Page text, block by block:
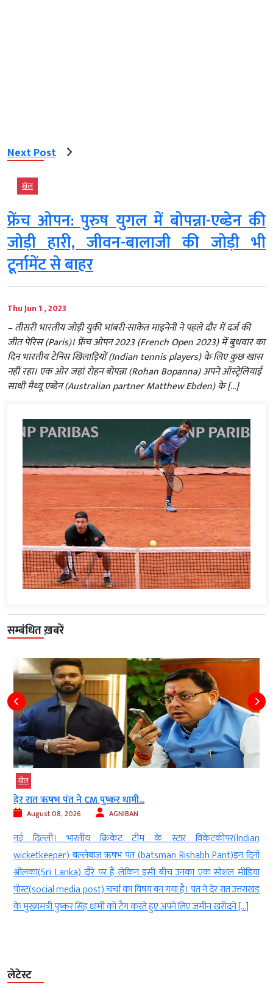
Next Post
खेल
फ्रेंच ओपन: पुरुष युगल में बोपन्ना-एब्डेन की
जोड़ी हारी, जीवन-बालाजी की जोड़ी भी
टूर्नामेंट से बाहर
Thu Jun 1 , 2023
– तीसरी भारतीय जोड़ी युकी भांबरी-साकेत माइनेनी ने पहले दौर में दर्ज की
जीत पेरिस (Paris)। फ्रेंच ओपन 2023 (French Open 2023) में बुधवार का
दिन भारतीय टेनिस खिलाड़ियों (Indian tennis players) के लिए कुछ खास
नहीं रहा। एक ओर जहां रोहन बोपन्ना (Rohan Bopanna) अपने ऑस्ट्रेलियाई
साथी मैथ्यू एब्डेन (Australian partner Matthew Ebden) के […]
सम्बंधित ख़बरें
खेल
देर रात ऋषभ पंत ने CM पुष्कर धामी...
August 08, 2026 AGNIBAN
नई दिल्ली। भारतीय क्रिकेट टीम के स्टार विकेटकीपर(Indian
wicketkeeper) बल्लेबाज ऋषभ पंत (batsman Rishabh Pant)इन दिनों
श्रीलंका(Sri Lanka) दौरे पर हैं लेकिन इसी बीच उनका एक सोशल मीडिया
पोस्ट(social media post) चर्चा का विषय बन गया है। पंत ने देर रात उत्तराखंड
के मुख्यमंत्री पुष्कर सिंह धामी को टैग करते हुए अपने लिए जमीन खरीदने […]
लेटेस्ट